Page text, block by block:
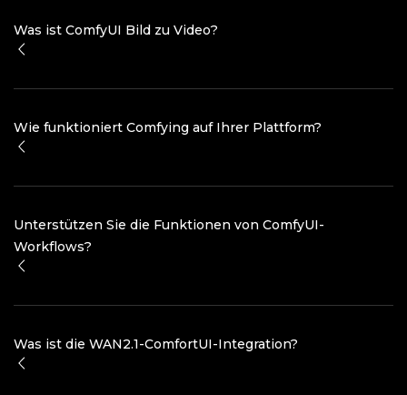
Was ist ComfyUI Bild zu Video?
Wie funktioniert Comfying auf Ihrer Plattform?
Unterstützen Sie die Funktionen von ComfyUI-
Workflows?
Was ist die WAN2.1-ComfortUI-Integration?